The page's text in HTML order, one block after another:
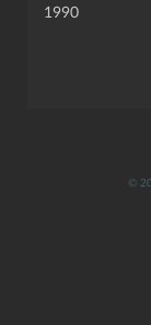
1990
©